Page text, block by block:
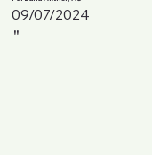
09/07/2024
"